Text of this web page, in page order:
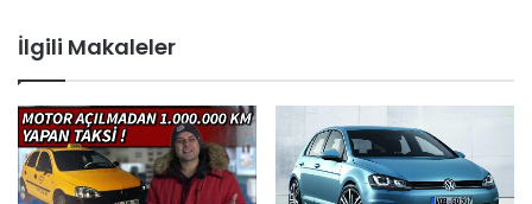
İlgili Makaleler